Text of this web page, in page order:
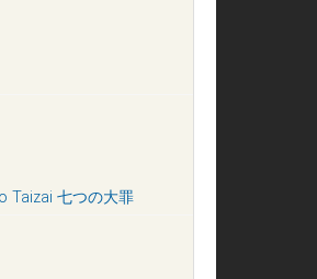
Taizai 七つの大罪